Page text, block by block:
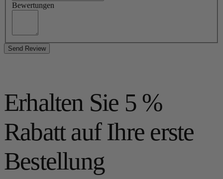
Bewertungen
Send Review
Erhalten Sie 5 %
Rabatt auf Ihre erste
Bestellung